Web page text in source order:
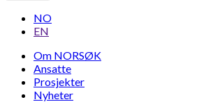
NO
EN
Om NORSØK
Ansatte
Prosjekter
Nyheter